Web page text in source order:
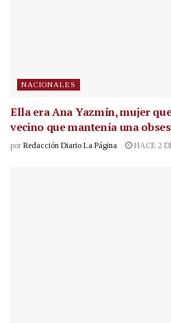
NACIONALES
Ella era Ana Yazmín, mujer
vecino que mantenía una
por Redacción Diario La Página HACE 2